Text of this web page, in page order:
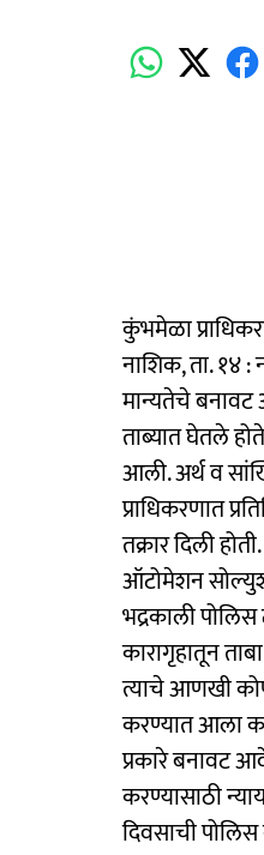
कुंभमेळा
नाशिक, ता. १४ :
मान्यतेचे बनावट
ताब्यात घेतले
आली. अर्थ व
प्राधिकरणात
तक्रार दिली
ऑटोमेशन
भद्रकाली
कारागृहातून
त्याचे आणखी
करण्यात आला
प्रकारे बनावट
करण्यासाठी
दिवसाची